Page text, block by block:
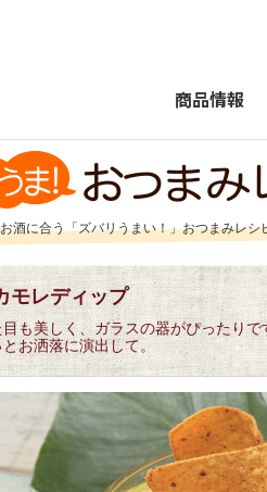
商品情報
お酒に合う「ズバリうまい！」おつまみレシ
モレディップ
目も美しく、ガラスの器がぴったり
とお洒落に演出して。